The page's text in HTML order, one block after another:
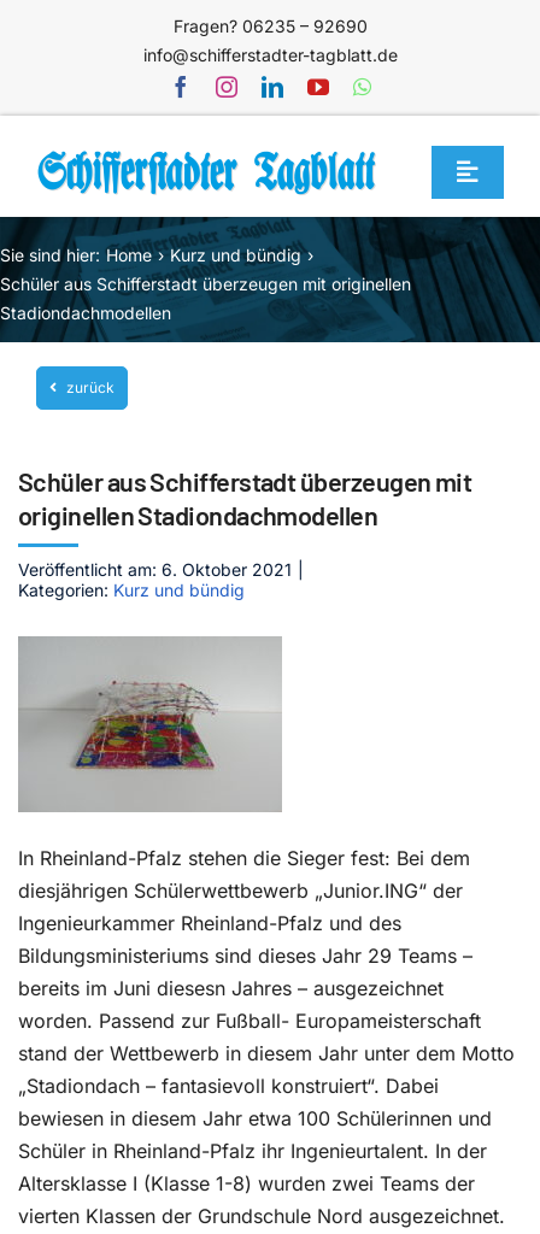
Fragen? 06235 – 92690
info@schifferstadter-tagblatt.de
Toggle
Home
Themen
Blog
Unternehmen
Mediathek
Jetzt abonnieren
Kontakt
Sie sind hier: Home
Kurz und bündig
Schüler aus Schifferstadt überzeugen mit originellen
Stadiondachmodellen
zurück
Schüler aus Schifferstadt überzeugen mit
originellen Stadiondachmodellen
Veröffentlicht am: 6. Oktober 2021
Kategorien: Kurz und bündig
In Rheinland-Pfalz stehen die Sieger fest: Bei dem
diesjährigen Schülerwettbewerb „Junior.ING“ der
Ingenieurkammer Rheinland-Pfalz und des
Bildungsministeriums sind dieses Jahr 29 Teams –
bereits im Juni diesesn Jahres – ausgezeichnet
worden. Passend zur Fußball- Europameisterschaft
stand der Wettbewerb in diesem Jahr unter dem Motto
„Stadiondach – fantasievoll konstruiert“. Dabei
bewiesen in diesem Jahr etwa 100 Schülerinnen und
Schüler in Rheinland-Pfalz ihr Ingenieurtalent. In der
Altersklasse I (Klasse 1-8) wurden zwei Teams der
vierten Klassen der Grundschule Nord ausgezeichnet.